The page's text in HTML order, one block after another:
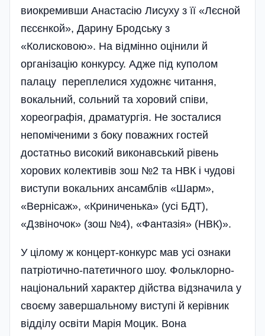
виокремивши Анастасію Лисуху з її «Лєсной
пєсєнкой», Дарину Бродську з
«Колисковою». На відмінно оцінили й
організацію конкурсу. Адже під куполом
палацу переплелися художнє читання,
вокальний, сольний та хоровий співи,
хореографія, драматургія. Не зосталися
непоміченими з боку поважних гостей
достатньо високий виконавський рівень
хорових колективів зош №2 та НВК і чудові
виступи вокальних ансамблів «Шарм»,
«Вернісаж», «Криниченька» (усі БДТ),
«Дзвіночок» (зош №4), «Фантазія» (НВК)».
У цілому ж концерт-конкурс мав усі ознаки
патріотично-патетичного шоу. Фольклорно-
національний характер дійства відзначила у
своєму завершальному виступі й керівник
відділу освіти Марія Моцик. Вона